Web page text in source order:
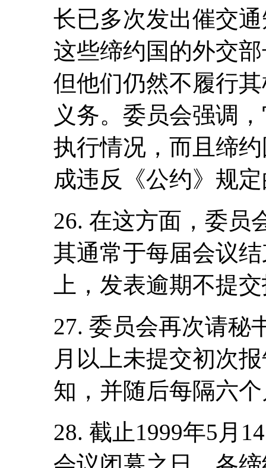
长已多次发出催交
这些缔约国的外交
但他们仍然不履行
义务。委员会强调
执行情况，而且缔
成违反《公约》规
26. 在这方面，委员
其通常于每届会议
上，发表逾期不提
27. 委员会再次请秘
月以上未提交初次
知，并随后每隔六
28. 截止1999年5月